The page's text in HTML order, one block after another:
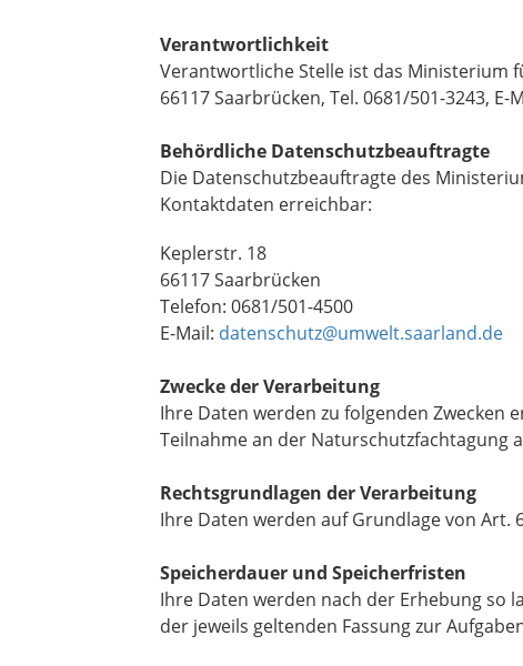
Verantwortlichkeit
Verantwortliche Stelle ist das Ministerium
66117 Saarbrücken, Tel. 0681/501-3243, E-
Behördliche Datenschutzbeauftragte
Die Datenschutzbeauftragte des
Kontaktdaten erreichbar:
Keplerstr. 18
66117 Saarbrücken
Telefon: 0681/501-4500
E-Mail: datenschutz@umwelt.saarland.de
Zwecke der Verarbeitung
Ihre Daten werden zu folgenden Zwecken
Teilnahme an der Naturschutzfachtagung
Rechtsgrundlagen der Verarbeitung
Ihre Daten werden auf Grundlage von Art.
Speicherdauer und Speicherfristen
Ihre Daten werden nach der Erhebung so
der jeweils geltenden Fassung zur